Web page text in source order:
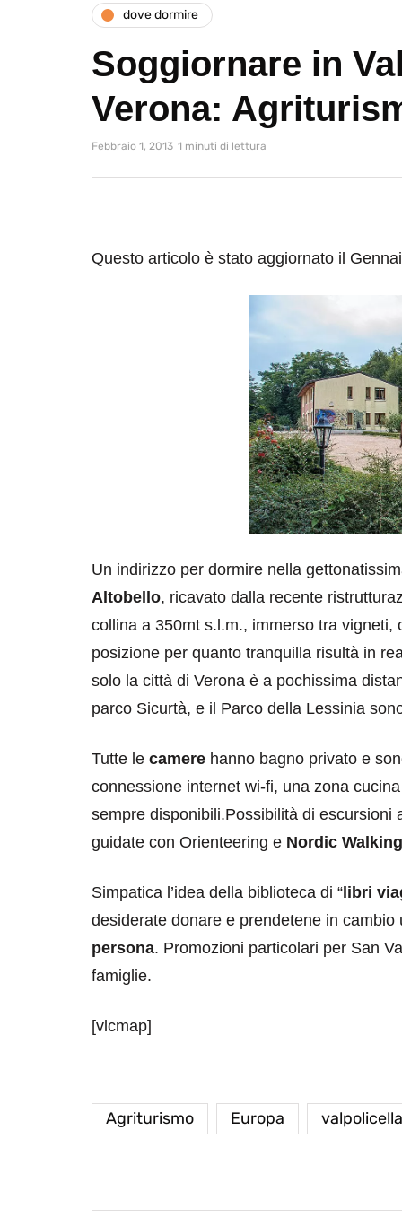
dove dormire
Soggiornare in
Verona:
Febbraio 1, 2013 1 minuti di lettura
Questo articolo è stato aggiornato il
Un indirizzo per dormire nella
Altobello, ricavato dalla recente
collina a 350mt s.l.m., immerso tra
posizione per quanto tranquilla risultà in
solo la città di Verona è a pochissima
parco Sicurtà, e il Parco della Lessinia
Tutte le camere hanno bagno privato e
connessione internet wi-fi, una zona
sempre disponibili.Possibilità di
guidate con Orienteering e Nordic Walking
Simpatica l’idea della biblioteca di “ libri
desiderate donare e prendetene in cambio
persona. Promozioni particolari per San
famiglie.
[vlcmap]
Agriturismo Europa valpolicella